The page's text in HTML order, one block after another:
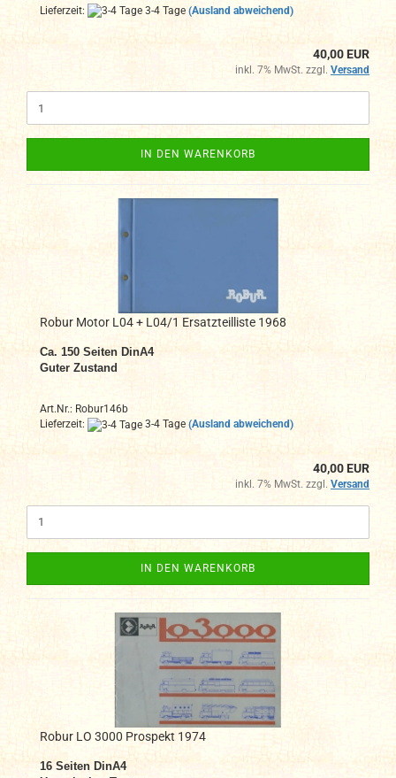
Lieferzeit:
3-4 Tage (Ausland abweichend)
40,00 EUR
inkl. 7% MwSt. zzgl. Versand
IN DEN WARENKORB
Robur Motor L04 + L04/1 Ersatzteilliste 1968
Ca. 150 Seiten DinA4
Guter Zustand
Art.Nr.: Robur146b
Lieferzeit:
3-4 Tage (Ausland abweichend)
40,00 EUR
inkl. 7% MwSt. zzgl. Versand
IN DEN WARENKORB
Robur LO 3000 Prospekt 1974
16 Seiten DinA4